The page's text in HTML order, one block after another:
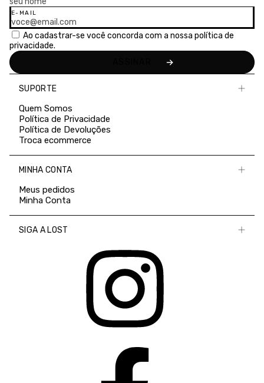
E-MAIL
Ao cadastrar-se você concorda com a nossa política de
privacidade.
SUPORTE
Quem Somos
Política de Privacidade
Política de Devoluções
Troca ecommerce
MINHA CONTA
Meus pedidos
Minha Conta
SIGA A LOST